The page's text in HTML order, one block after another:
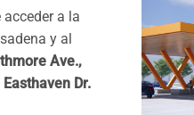
acceder a la
y al
Ave.,
Dr.